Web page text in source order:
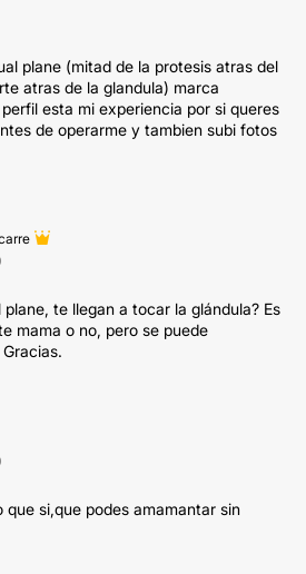
plane (mitad de la protesis atras del
atras de la glandula) marca
esta mi experiencia por si queres
de operarme y tambien subi fotos
te llegan a tocar la glándula? Es
mama o no, pero se puede
que si,que podes amamantar sin